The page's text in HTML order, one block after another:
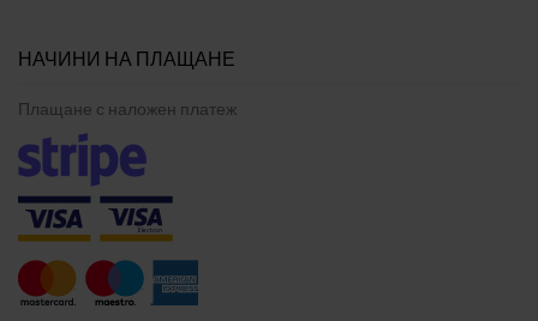
НАЧИНИ НА ПЛАЩАНЕ
Плащане с наложен платеж